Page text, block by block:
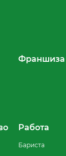
Франшиза
Работа
Бариста